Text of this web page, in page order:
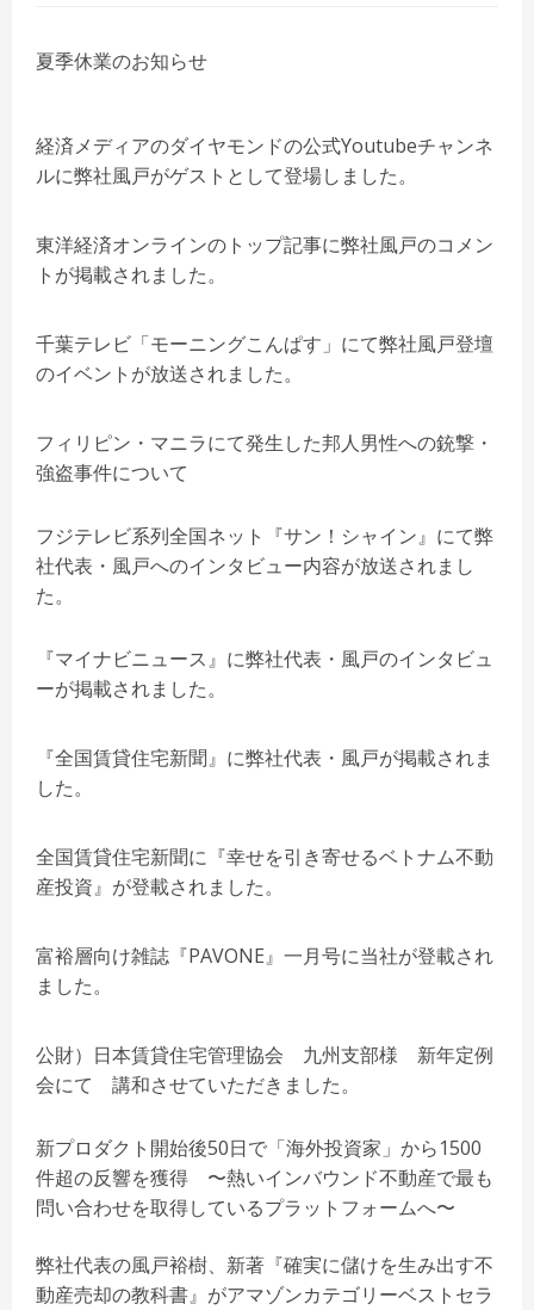
夏季休業のお知らせ
経済メディアのダイヤモンドの公式Youtubeチャンネ
ルに弊社風戸がゲストとして登場しました。
東洋経済オンラインのトップ記事に弊社風戸のコメン
トが掲載されました。
千葉テレビ「モーニングこんぱす」にて弊社風戸登壇
のイベントが放送されました。
フィリピン・マニラにて発生した邦人男性への銃撃・
強盗事件について
フジテレビ系列全国ネット『サン！シャイン』にて弊
社代表・風戸へのインタビュー内容が放送されまし
た。
『マイナビニュース』に弊社代表・風戸のインタビュ
ーが掲載されました。
『全国賃貸住宅新聞』に弊社代表・風戸が掲載されま
した。
全国賃貸住宅新聞に『幸せを引き寄せるベトナム不動
産投資』が登載されました。
富裕層向け雑誌『PAVONE』一月号に当社が登載され
ました。
公財）日本賃貸住宅管理協会 九州支部様 新年定例
会にて 講和させていただきました。
新プロダクト開始後50日で「海外投資家」から1500
件超の反響を獲得 〜熱いインバウンド不動産で最も
問い合わせを取得しているプラットフォームへ〜
弊社代表の風戸裕樹、新著『確実に儲けを生み出す不
動産売却の教科書』がアマゾンカテゴリーベストセラ